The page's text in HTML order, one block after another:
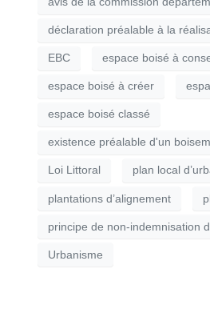
déclaration préalable à la
EBC espace boisé à
espace boisé à créer
espace boisé classé
existence préalable d'un
Loi Littoral plan local
plantations d’alignement
principe de non-indemnisation
Urbanisme